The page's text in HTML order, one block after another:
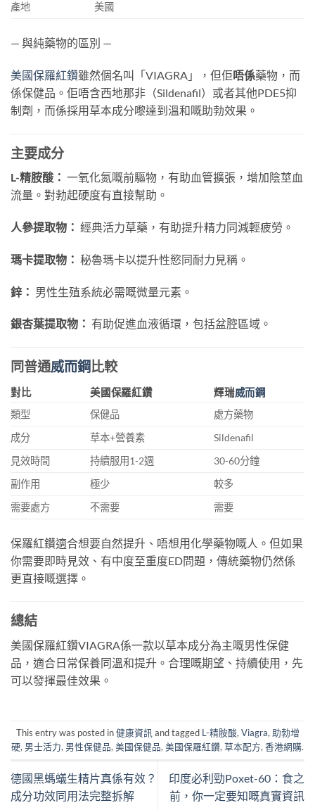
產地
美國
— 與純藥物的區別 —
美國保羅紅鑽雖然個名叫「VIAGRA」，但佢唔係藥物，而
係保健品。佢唔含西地那非（Sildenafil）或者其他PDE5抑
制劑，而係採用草本成分嚟達到溫和嘅助勃效果。
主要成分
L-精胺酸： 一氧化氮嘅前驅物，有助血管擴張，增加陰莖血
流量。對勃起硬度有直接幫助。
人參提取物： 經典活力草藥，有助提升精力同減輕疲勞。
瑪卡提取物： 秘魯瑪卡以提升性慾同耐力見稱。
鋅： 男性生殖系統必需嘅微量元素。
銀杏葉提取物： 有助促進血液循環，包括盆腔區域。
同普通威而鋼 比較
對比 美國保羅紅鑽 輝瑞威而鋼
類型
保健品
處方藥物
成分
草本+營養素
Sildenafil
見效時間
持續服用1-2週
30-60分鐘
副作用
極少
較多
需要處方
不需要 需要
保羅紅鑽適合想要自然提升、唔想用化學藥物嘅人。但如果
你需要即時見效、有中度至重度ED問題，傳統藥物仍然係
更直接嘅選擇。
總結
美國保羅紅鑽VIAGRA係一款以草本成分為主嘅男性保健
品，適合日常保養同溫和提升。合理嘅期望、持續使用，先
可以發揮最佳效果。
This entry was posted in健康資訊 and tagged L-精胺酸, Viagra, 助勃增
硬, 男士活力, 男性保健品, 美國保健品, 美國保羅紅鑽, 草本配方, 香港網購.
德國黑螞蟻生精片真係有效？
成分功效同用法完整拆解
印度必利勁Poxet-60：食之
前，你一定要知嘅真實資訊